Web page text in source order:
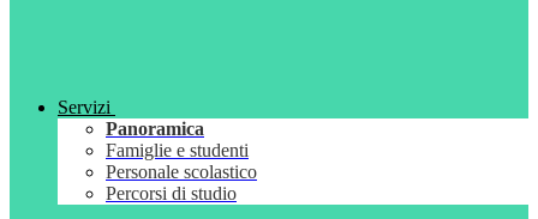
Servizi
Panoramica
Famiglie e studenti
Personale scolastico
Percorsi di studio